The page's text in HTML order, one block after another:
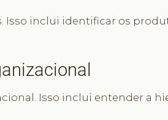
inclui identificar os
Isso inclui entender a